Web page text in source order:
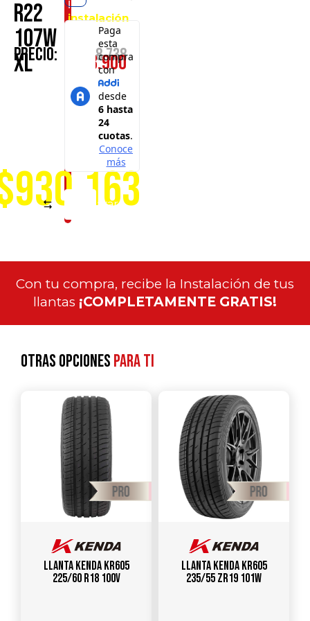
R22
107W
XL
Precio: 1.368.738
963.900
la
instalación
cualquiera
nuestros
puntos
de
servicio
nacional
Comparar
Con tu compra, recibe la Instalación de tus
llantas ¡COMPLETAMENTE GRATIS!
Otras opcionespara ti
Llanta KENDA KR605
225/60 R18 100V
Llanta KENDA KR605
235/55 ZR19 101W